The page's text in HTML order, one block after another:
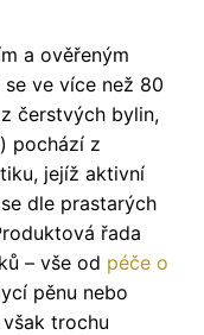
a ověřeným
ve více než 80
čerstvých bylin,
pochází z
jejíž aktivní
dle prastarých
řada
– vše od péče o
pěnu nebo
trochu